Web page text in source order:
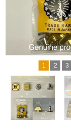
1 2 3